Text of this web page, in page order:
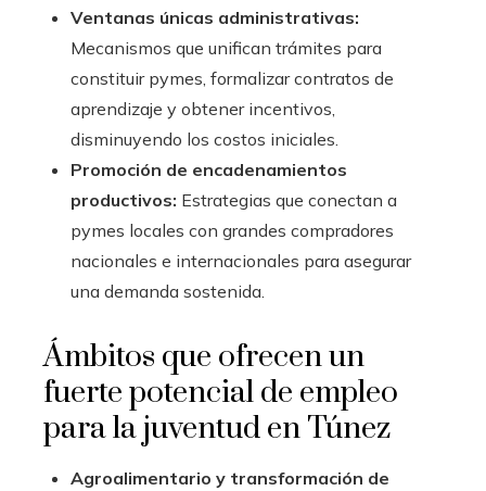
Ventanas únicas administrativas:
Mecanismos que unifican trámites para
constituir pymes, formalizar contratos de
aprendizaje y obtener incentivos,
disminuyendo los costos iniciales.
Promoción de encadenamientos
productivos: Estrategias que conectan a
pymes locales con grandes compradores
nacionales e internacionales para asegurar
una demanda sostenida.
Ámbitos que ofrecen un
fuerte potencial de empleo
para la juventud en Túnez
Agroalimentario y transformación de